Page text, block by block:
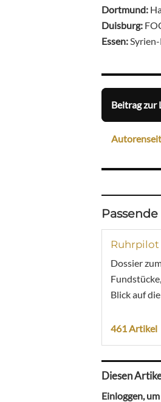
Dortmund:
Duisburg:
Essen:
Beitrag zur
Ruhrpilot
Dossier
Blick auf
461 Artikel
Diesen
Einloggen,